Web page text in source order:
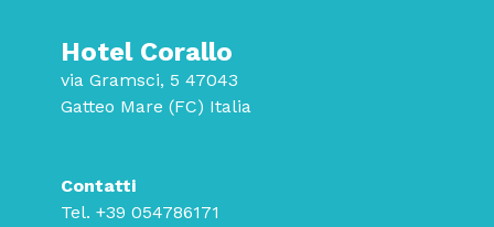
Hotel Corallo
via Gramsci, 5 47043
Gatteo Mare (FC) Italia
Contatti
Tel. +39 054786171